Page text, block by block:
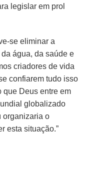
legislar em prol
se eliminar a
água, da saúde e
criadores de vida
confiarem tudo isso
que Deus entre em
globalizado
organizaria o
esta situação.”